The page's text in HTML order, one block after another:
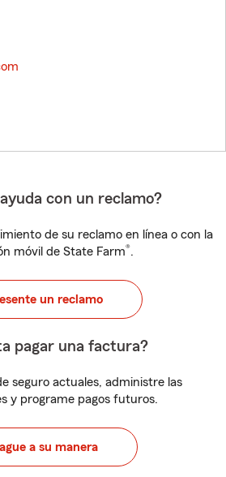
con un reclamo?
de su reclamo en línea o con la
móvil de State Farm®.
un reclamo
pagar una factura?
seguro actuales, administre las
y programe pagos futuros.
a su manera